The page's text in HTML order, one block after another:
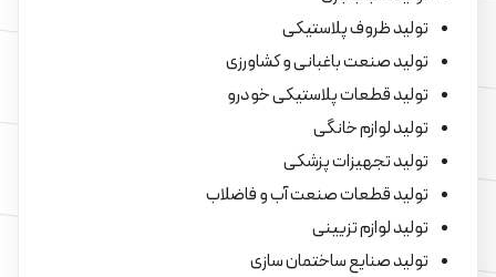
تولید ظروف پلاستیکی
تولید صنعت باغبانی و کشاورزی
تولید قطعات پلاستیکی خودرو
تولید لوازم خانگی
تولید تجهیزات پزشکی
تولید قطعات صنعت آب و فاضلاب
تولید لوازم تزیینی
تولید صنایع ساختمان سازی